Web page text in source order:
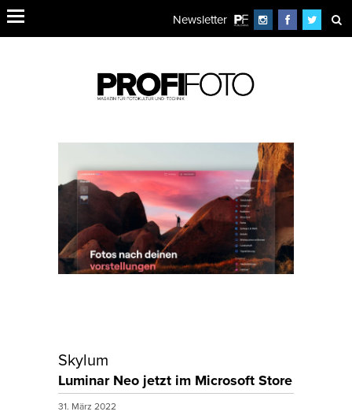
Newsletter
Skylum
Luminar Neo jetzt im Microsoft Store
31. März 2022